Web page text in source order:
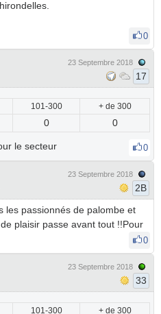
0
23 Septembre 2018
17
101-300 + de 300
0 0
le secteur 0
23 Septembre 2018
2B
les passionnés de palombe et
plaisir passe avant tout !!Pour
0
23 Septembre 2018
33
101-300 + de 300